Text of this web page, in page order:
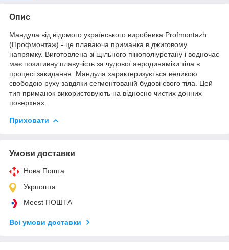
Опис
Мандула від відомого українського виробника Profmontazh
(Профмонтаж) - це плаваюча приманка в джиговому
напрямку. Виготовлена зі щільного пінополіуретану і водночас
має позитивну плавучість за чудової аеродинаміки тіла в
процесі закидання. Мандула характеризується великою
свободою руху завдяки сегментованій будові свого тіла. Цей
тип приманок використовують на відносно чистих донних
поверхнях.
Приховати
Умови доставки
Нова Пошта
Укрпошта
Meest ПОШТА
Всі умови доставки